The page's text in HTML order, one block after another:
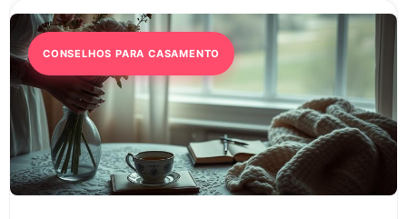
CONSELHOS PARA CASAMENTO